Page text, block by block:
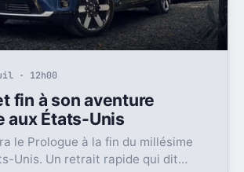
· 12h00
fin à son aventure
aux États-Unis
le Prologue à la fin du millésime
Unis. Un retrait rapide qui dit